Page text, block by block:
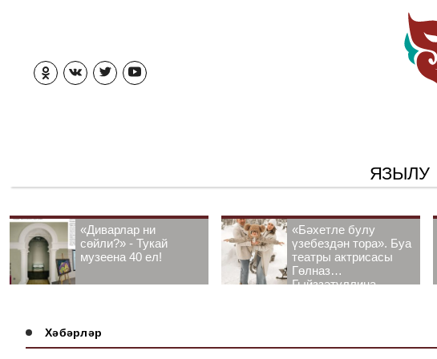
ЯЗЫЛУ
«Диварлар ни
сөйли?» - Тукай
музеена 40 ел!
«Бәхетле булу
үзебездән тора». Буа
театры актрисасы
Гөлназ
Гыйззәтуллина-
Хәбәрләр